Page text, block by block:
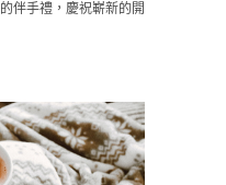
伴手禮，慶祝嶄新的開